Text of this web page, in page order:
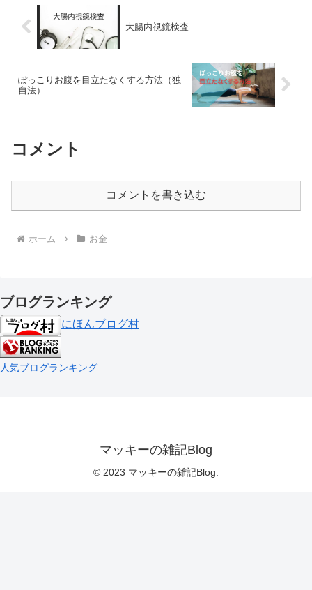
大腸内視鏡検査
ぽっこりお腹を目立たなくする方法（独
自法）
コメント
コメントを書き込む
ホーム お金
ブログランキング
にほんブログ村
人気ブログランキング
マッキーの雑記Blog
© 2023 マッキーの雑記Blog.